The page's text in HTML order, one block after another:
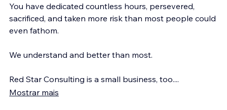
You have dedicated countless hours, persevered,
sacrificed, and taken more risk than most people could
even fathom.
We understand and better than most.
Red Star Consulting is a small business, too....
Mostrar mais